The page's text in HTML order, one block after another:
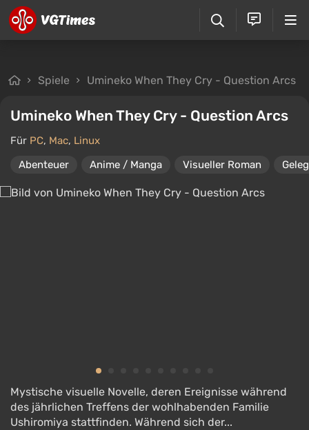
Spiele Umineko When They Cry - Question Arcs
Umineko When They Cry - Question Arcs
Für PC, Mac, Linux
Abenteuer
Anime / Manga Visueller Roman
Mystische visuelle Novelle, deren Ereignisse während
des jährlichen Treffens der wohlhabenden Familie
Ushiromiya stattfinden. Während sich der...